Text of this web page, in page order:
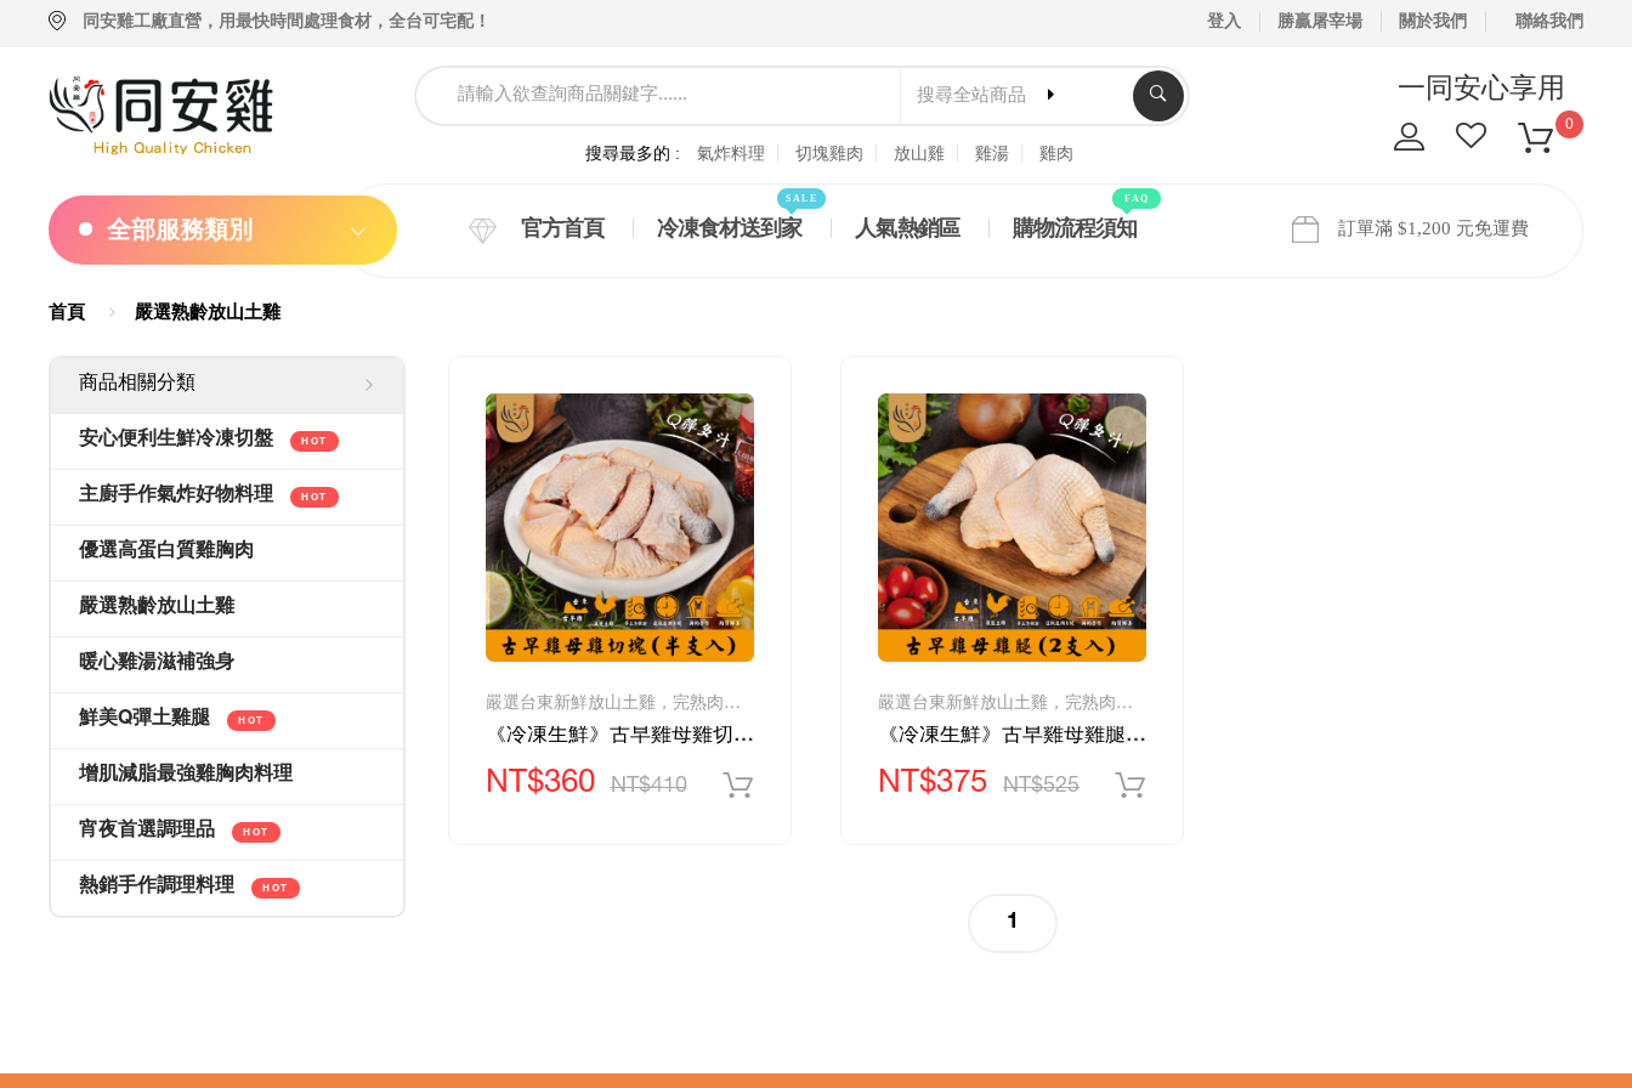
同安雞工廠直營，用最快時間處理食材，全台可宅配！ 登入 勝贏屠宰場 關於我們 聯絡我們
搜尋全站商品
搜尋最多的 : 氣炸料理 切塊雞肉 放山雞 雞湯 雞肉
一同安心享用
0
全部服務類別 官方首頁 冷凍食材送到家
SALE
人氣熱銷區 購物流程須知
FAQ
訂單滿 $1,200 元免運費
首頁 嚴選熟齡放山土雞
商品相關分類
安心便利生鮮冷凍切盤 HOT
主廚手作氣炸好物料理 HOT
優選高蛋白質雞胸肉
嚴選熟齡放山土雞
暖心雞湯滋補強身
鮮美Q彈土雞腿 HOT
增肌減脂最強雞胸肉料理
宵夜首選調理品 HOT
熱銷手作調理料理 HOT
嚴選台東新鮮放山土雞，完熟肉質更細膩、皮薄骨細、滋味濃郁
《冷凍生鮮》古早雞母雞切塊(半隻入)-800g/包
NT$360 NT$410
嚴選台東新鮮放山土雞，完熟肉質更細膩、皮薄骨細、滋味濃郁
《冷凍生鮮》古早雞母雞腿(2支入)-600g/包
NT$375 NT$525
1